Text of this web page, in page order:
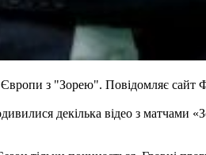
Європи з "Зорею". Повідомляє сайт
декілька відео з матчами